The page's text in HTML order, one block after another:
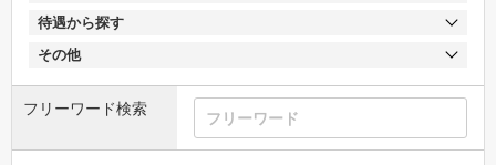
待遇から探す
その他
フリーワード検索